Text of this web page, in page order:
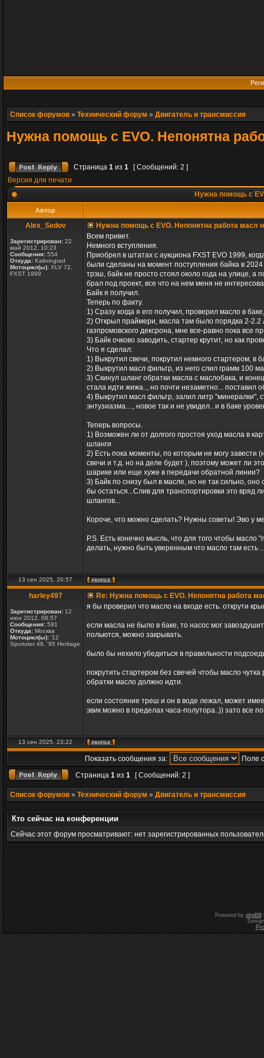
Список форумов » Технический форум » Двигатель и трансмиссия
Нужна помощь с EVO. Непонятна
Страница 1 из 1
[ Сообщений: 2 ]
Версия для печати
Нужна помощь с
Автор
Alex_Sedov
Зарегистрирован: 22
май 2012, 10:23
Сообщения: 554
Откуда: Kaliningrad
Мотоцикл(ы): XLV 72,
FXST 1999
Нужна помощь с EVO. Непонятна работа масл
Всем привет.
Немного вступления.
Приобрел в штатах с аукциона FXST EVO 1999,
были сделаны на момент поступления байка в 2024
трэш, байк не просто стоял около года на улице, а
брал под проект, все что на нем меня не
Байк я получил.
Теперь по факту.
1) Сразу когда я его получил, проверил масло в
2) Открыл праймери, масла там было порядка 2-2.2
газпромовского дексрона, мне все-равно пока все
3) Байк очково заводить, стартер крутит, но как
Что я сделал:
1) Выкрутил свечи, покрутил немного стартером, в
2) Выкрутил масл фильтр, из него слил грамм 100
3) Скинул шланг обратки масла с маслобака, и
стала идти жижа.., но почти незаметно... поставил
4) Выкрутил масл фильтр, залил литр "минералки",
энтузиазма...., новое так и не увидел.. и в баке
Теперь вопросы.
1) Возможен ли от долгого простоя уход масла в
шланги
2) Есть пока моменты, по которым не могу завести
свечи и т.д. но на деле будет ), поэтому может ли
шарике или еще хуже в передачи обратной линии?
3) Байк по снизу был в масле, но не так сильно,
бы остаться...Слив для транспортировки это вряд
шлангов...
Короче, что можно сделать? Нужны советы! Эво у
P.S. Есть конечно мысль, что для того чтобы
делать, нужно быть уверенным что масло там есть
13 сен 2025, 20:57
harley497
Зарегистрирован: 12
июн 2012, 08:57
Сообщения: 591
Откуда: Москва
Мотоцикл(ы): '12
Sportster 48, '95 Heritage
Re: Нужна помощь с EVO. Непонятна работа
я бы проверил что масло на входе есть. открути
если масла не было в баке, то насос мог
польются, можно закрывать.
было бы нехило убедиться в правильности
покрутить стартером без свечей чтобы масло
обратки масло должно идти.
если состояние треш и он в воде лежал, может
эвик можно в пределах часа-полутора..)) зато все
13 сен 2025, 23:22
Показать сообщения за:
Поле
Страница 1 из 1 [ Сообщений: 2 ]
Список форумов » Технический форум » Двигатель и трансмиссия
Кто сейчас на конференции
Сейчас этот форум просматривают: нет зарегистрированных
Powered by phpBB